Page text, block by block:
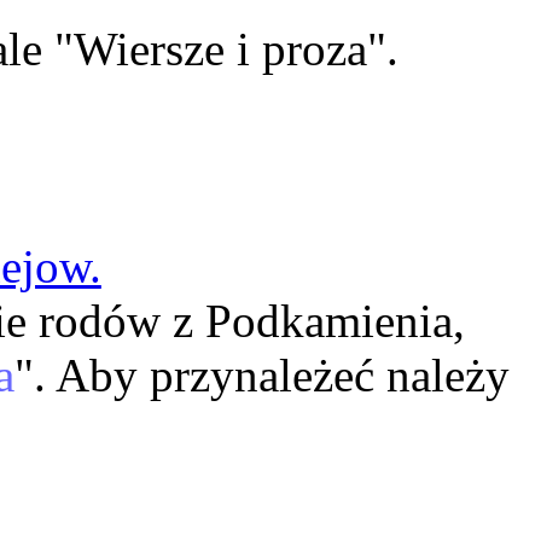
"Wiersze i proza".
rodów z Podkamienia,
". Aby przynależeć należy